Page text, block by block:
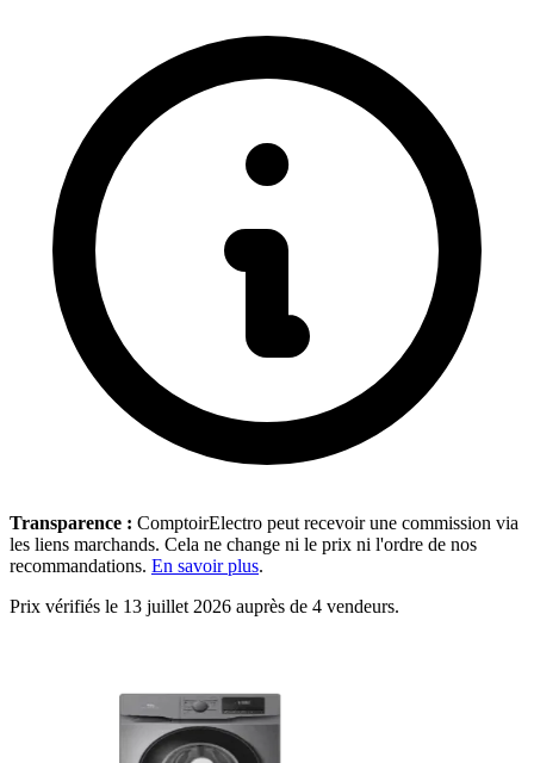
Transparence : ComptoirElectro peut recevoir une commission via
les liens marchands. Cela ne change ni le prix ni l'ordre de nos
recommandations. En savoir plus.
Prix vérifiés le 13 juillet 2026 auprès de 4 vendeurs.